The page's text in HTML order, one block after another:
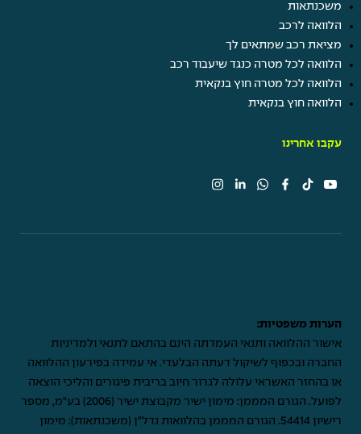
משכנתאות
הלוואה לרכב
מציאת רכב שמתאים לך
הלוואה לכל מטרה כנגד שיעבוד רכב
הלוואה לכל מטרה חוץ בנקאית
הלוואה חוץ בנקאית
עקבו אחרינו
הערות משפטיות:
אישור ההלוואה ותנאי העמדתה הינם בהתאם לתנאי ולמדיניות
החברה ובכפוף לשיקול דעתה הבלעדי. אי עמידה בפירעון ההלוואה
או בהחזר האשראי עלולה לגרור חיוב בריבית פיגורים והליכי הוצאה
לפועל. הגורם המממן: מימון ישיר מקבוצת ישיר (2006) בע"מ, מספר
רישיון 54414. הגורם המממן בהלוואות נדל"ן (משכנתאות): מימון